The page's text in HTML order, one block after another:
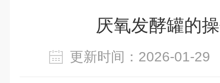
厌氧发酵罐的
更新时间：2026-01-